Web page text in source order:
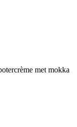
met mokka